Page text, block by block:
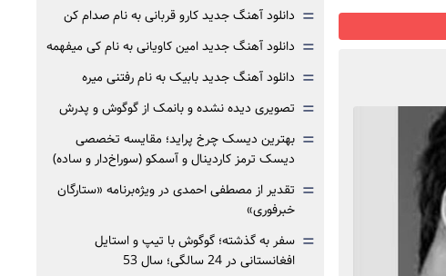
= دانلود آهنگ جدید کارو قربانی به نام صدام کن
= دانلود آهنگ جدید امین کاویانی به نام کی میفهمه
= دانلود آهنگ جدید بابیک به نام رفتنی میره
= تصویری دیده نشده و بانمک از گوگوش و پدرش
= بهترین دیسک چرخ پراید؛ مقایسه تخصصی
دیسک ترمز کاردینال و آسمکو (سوراخ‌دار و ساده)
= تقدیر از مصطفی احمدی در ویژه‌برنامه «ستارگان
خبرفوری»
= سفر به گذشته؛ گوگوش با تیپ و استایل
افغانستانی در 24 سالگی؛ سال 53